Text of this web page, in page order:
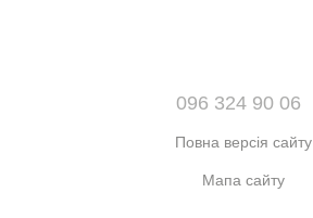
096 324 90 06
Повна версія сайту
Мапа сайту